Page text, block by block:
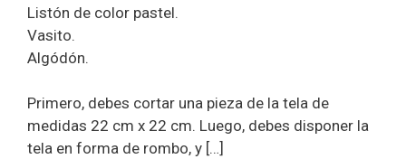
Listón de color pastel.
Vasito.
Algódón.
Primero, debes cortar una pieza de la tela de
medidas 22 cm x 22 cm. Luego, debes disponer la
tela en forma de rombo, y […]